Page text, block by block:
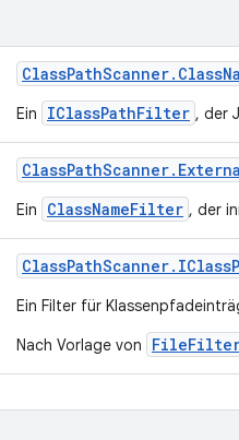
ClassPathScanner. Class
Ein IClassPathFilter , der
ClassPathScanner.
Ein ClassNameFilter , der
ClassPathScanner. IClass
Ein Filter für
Nach Vorlage von